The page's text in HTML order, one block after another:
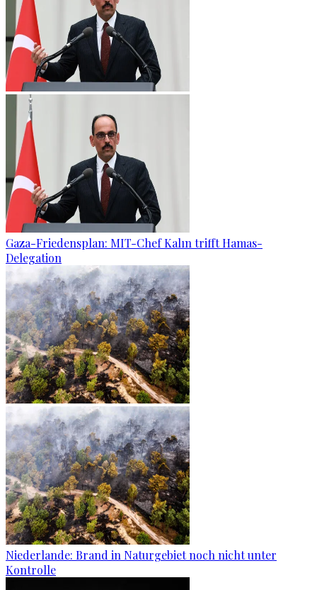
Gaza-Friedensplan: MIT-Chef Kalın trifft Hamas-
Delegation
Niederlande: Brand in Naturgebiet noch nicht unter
Kontrolle